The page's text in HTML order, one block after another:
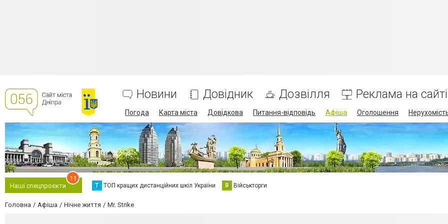
Новини Довідник Дозвілля Реклама на сайті
Погода Карта міста Довідкова Питання-відповідь Афіша Оголошення
Наші спецпроєкти
11
Т ТОП кращих дистанційних шкіл України В Військторги
Головна Афіша Нічне життя Mr. Strike